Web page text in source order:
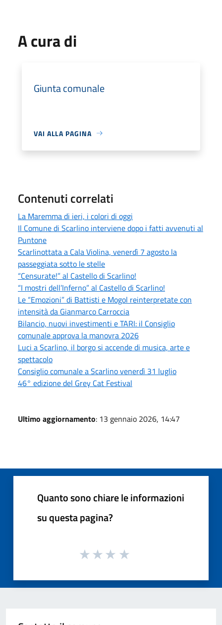
A cura di
Giunta comunale
VAI ALLA PAGINA
Contenuti correlati
La Maremma di ieri, i colori di oggi
Il Comune di Scarlino interviene dopo i fatti avvenuti al
Puntone
Scarlinottata a Cala Violina, venerdì 7 agosto la
passeggiata sotto le stelle
“Censurate!” al Castello di Scarlino!
“I mostri dell’Inferno” al Castello di Scarlino!
Le “Emozioni” di Battisti e Mogol reinterpretate con
intensità da Gianmarco Carroccia
Bilancio, nuovi investimenti e TARI: il Consiglio
comunale approva la manovra 2026
Luci a Scarlino, il borgo si accende di musica, arte e
spettacolo
Consiglio comunale a Scarlino venerdì 31 luglio
46° edizione del Grey Cat Festival
Ultimo aggiornamento: 13 gennaio 2026, 14:47
Quanto sono chiare le informazioni
su questa pagina?